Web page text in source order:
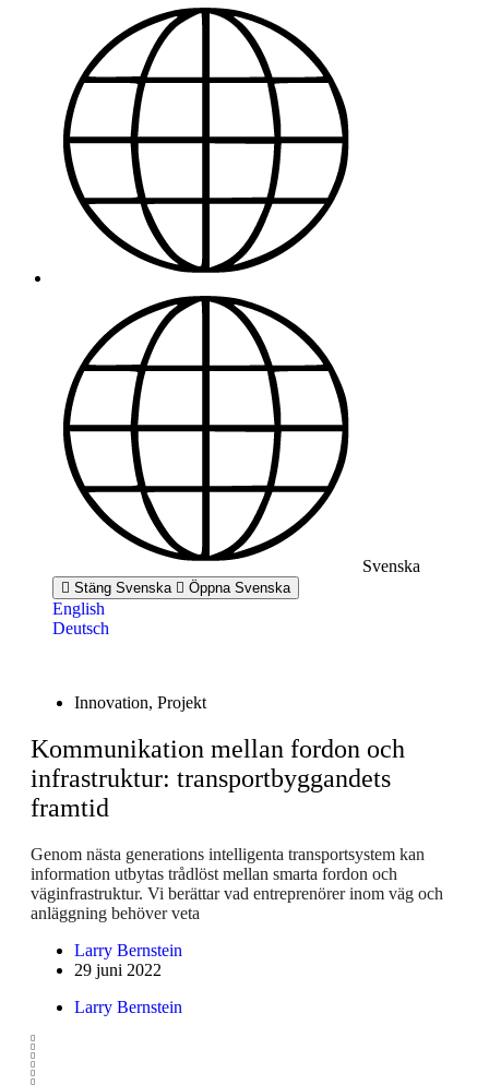
Svenska
Stäng Svenska Öppna Svenska
English
Deutsch
Innovation, Projekt
Kommunikation mellan fordon och
infrastruktur: transportbyggandets
framtid
Genom nästa generations intelligenta transportsystem kan
information utbytas trådlöst mellan smarta fordon och
väginfrastruktur. Vi berättar vad entreprenörer inom väg och
anläggning behöver veta
Larry Bernstein
29 juni 2022
Larry Bernstein